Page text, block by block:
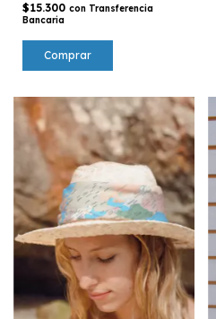
$15.300 con Transferencia
Bancaria